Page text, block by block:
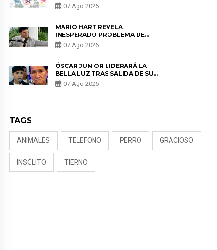
07 Ago 2026
MARIO HART REVELA
INESPERADO PROBLEMA DE
SALUD ANTES DE SEPARARSE DE
KORINA: “ME ENCONTRARON UN
07 Ago 2026
ÓSCAR JUNIOR LIDERARÁ LA
BELLA LUZ TRAS SALIDA DE SU
PADRE POR POLÉMICA CON
NALDY SALDAÑA
07 Ago 2026
TAGS
ANIMALES TELEFONO PERRO GRACIOSO
INSÓLITO TIERNO